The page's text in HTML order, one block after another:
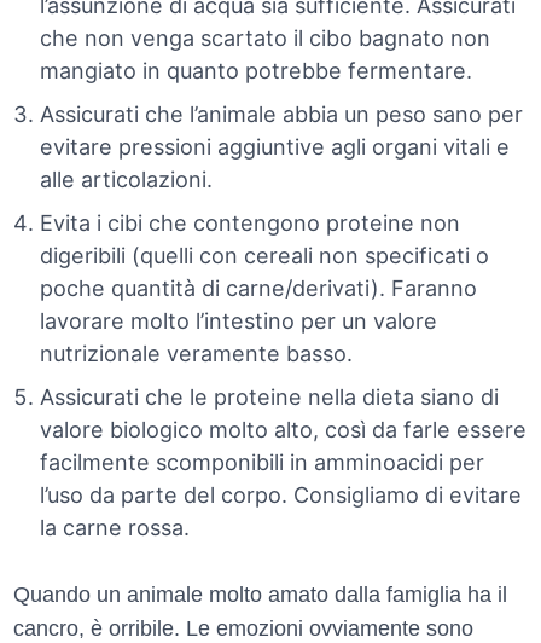
l’assunzione di acqua sia sufficiente. Assicurati
che non venga scartato il cibo bagnato non
mangiato in quanto potrebbe fermentare.
Assicurati che l’animale abbia un peso sano per
evitare pressioni aggiuntive agli organi vitali e
alle articolazioni.
Evita i cibi che contengono proteine non
digeribili (quelli con cereali non specificati o
poche quantità di carne/derivati). Faranno
lavorare molto l’intestino per un valore
nutrizionale veramente basso.
Assicurati che le proteine nella dieta siano di
valore biologico molto alto, così da farle essere
facilmente scomponibili in amminoacidi per
l’uso da parte del corpo. Consigliamo di evitare
la carne rossa.
Quando un animale molto amato dalla famiglia ha il
cancro, è orribile. Le emozioni ovviamente sono